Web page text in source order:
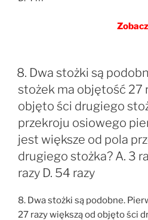
8. Dwa stożki są
stożek ma objętość 27
objęto ści drugiego
przekroju osiowego
jest większe od pola
drugiego stożka? A. 3
razy D. 54 razy
8. Dwa stożki są podobne.
27 razy większą od objęto ści